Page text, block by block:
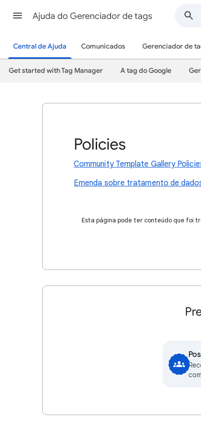
Ajuda do Gerenciador de tags
Central de Ajuda Comunicados Gerenciador de
Get started with Tag Manager A tag do Google
Policies
Community Template Gallery
Emenda sobre tratamento de
Esta página pode ter conteúdo que foi